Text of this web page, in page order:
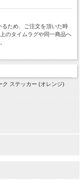
ため、ご注文を頂いた時
のタイムラグや同一商品へ
ク ステッカー (オレンジ)